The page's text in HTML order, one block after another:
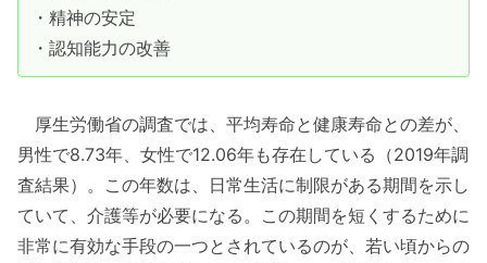
・精神の安定
・認知能力の改善
厚生労働省の調査では、平均寿命と健康寿命との差が、
男性で8.73年、女性で12.06年も存在している（2019年調
査結果）。この年数は、日常生活に制限がある期間を示し
ていて、介護等が必要になる。この期間を短くするために
非常に有効な手段の一つとされているのが、若い頃からの